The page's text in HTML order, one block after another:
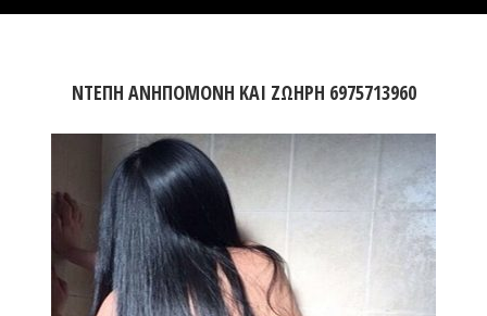
ΝΤΕΠΗ ΑΝΗΠΟΜΟΝΗ ΚΑΙ ΖΩΗΡΗ 6975713960